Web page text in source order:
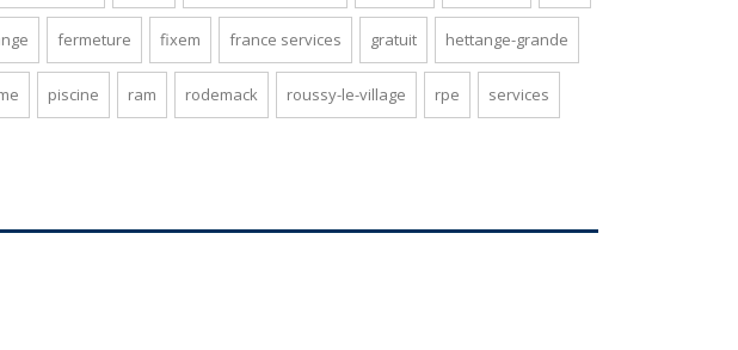
fermeture fixem france services gratuit hettange-grande
piscine ram rodemack roussy-le-village rpe services